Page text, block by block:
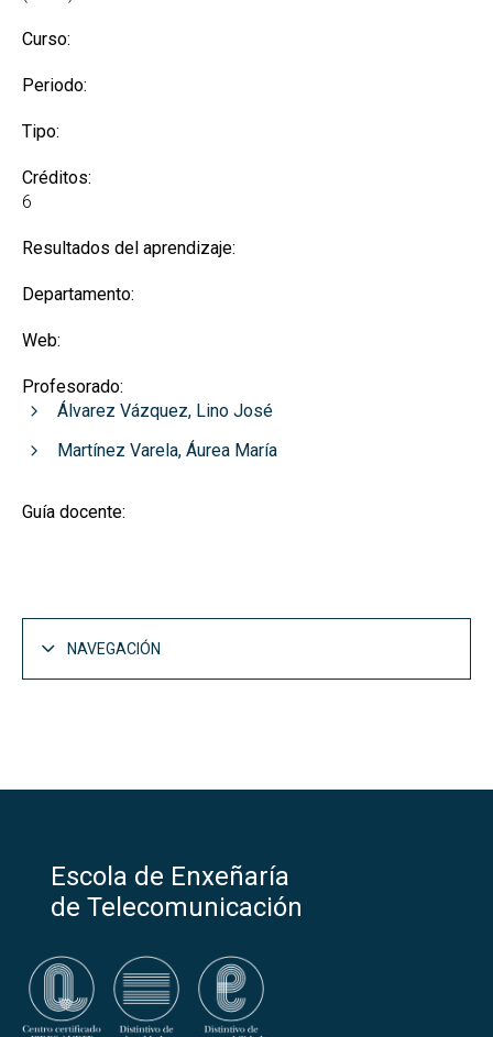
Curso:
Periodo:
Tipo:
Créditos:
6
Resultados del aprendizaje:
Departamento:
Web:
Profesorado:
Álvarez Vázquez, Lino José
Martínez Varela, Áurea María
Guía docente:
NAVEGACIÓN
Escola de Enxeñaría
de Telecomunicación